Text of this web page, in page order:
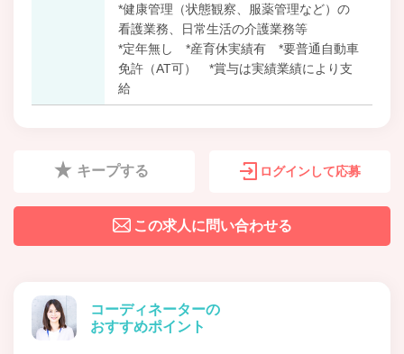
*健康管理（状態観察、服薬管理など）の
看護業務、日常生活の介護業務等
*定年無し *産育休実績有 *要普通自動車
免許（AT可） *賞与は実績業績により支
給
キープする ログインして応募
この求人に問い合わせる
コーディネーターの
おすすめポイント